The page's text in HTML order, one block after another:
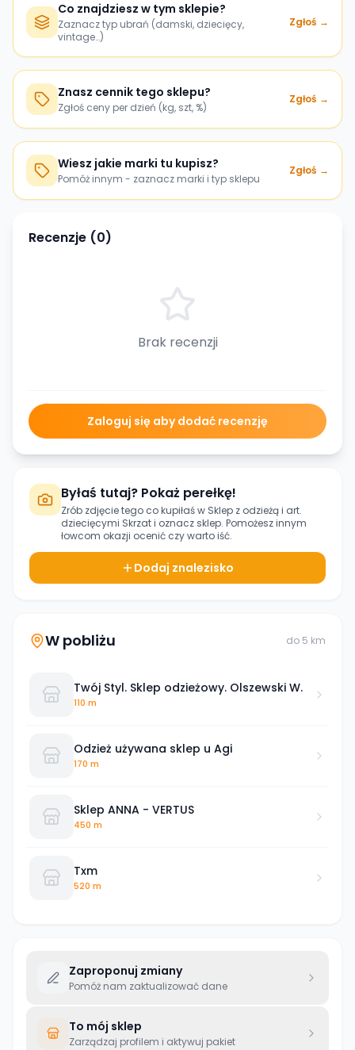
Co znajdziesz w tym sklepie?
Zaznacz typ ubrań (damski, dziecięcy,
vintage…)
Zgłoś →
Znasz cennik tego sklepu?
Zgłoś ceny per dzień (kg, szt, %)
Zgłoś →
Wiesz jakie marki tu kupisz?
Pomóż innym - zaznacz marki i typ sklepu
Zgłoś →
Recenzje (0)
Brak recenzji
Zaloguj się aby dodać recenzję
Byłaś tutaj? Pokaż perełkę!
Zrób zdjęcie tego co kupiłaś w Sklep z odzieżą i art.
dziecięcymi Skrzati oznacz sklep. Pomożesz innym
łowcom okazji ocenić czy warto iść.
Dodaj znalezisko
W pobliżu do 5 km
Twój Styl. Sklep odzieżowy. Olszewski W.
110 m
Odzież używana sklep u Agi
170 m
Sklep ANNA - VERTUS
450 m
Txm
520 m
Zaproponuj zmiany
Pomóż nam zaktualizować dane
To mój sklep
Zarządzaj profilem i aktywuj pakiet